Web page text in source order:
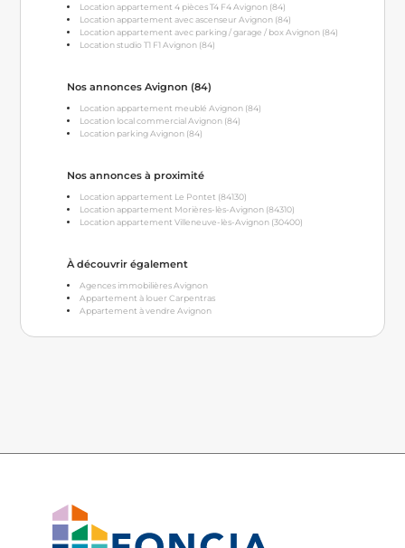
Location appartement 4 pièces T4 F4 Avignon (84)
Location appartement avec ascenseur Avignon (84)
Location appartement avec parking / garage / box Avignon (84)
Location studio T1 F1 Avignon (84)
Nos annonces Avignon (84)
Location appartement meublé Avignon (84)
Location local commercial Avignon (84)
Location parking Avignon (84)
Nos annonces à proximité
Location appartement Le Pontet (84130)
Location appartement Morières-lès-Avignon (84310)
Location appartement Villeneuve-lès-Avignon (30400)
À découvrir également
Agences immobilières Avignon
Appartement à louer Carpentras
Appartement à vendre Avignon